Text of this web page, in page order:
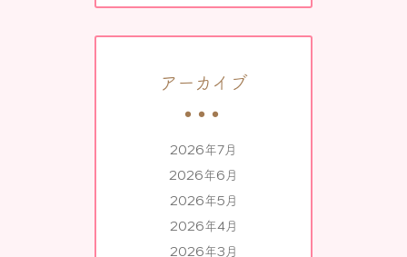
アーカイブ
2026年7月
2026年6月
2026年5月
2026年4月
2026年3月